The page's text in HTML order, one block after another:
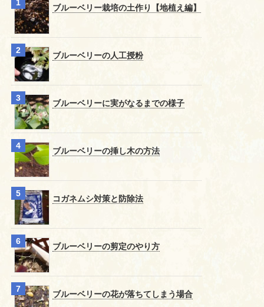
ブルーベリー栽培の土作り【地植え編】
ブルーベリーの人工授粉
ブルーベリーに実がなるまでの様子
ブルーベリーの挿し木の方法
コガネムシ対策と防除法
ブルーベリーの剪定のやり方
ブルーベリーの花が落ちてしまう場合